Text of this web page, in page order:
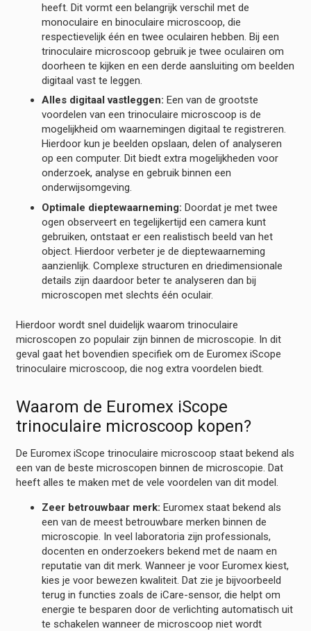
heeft. Dit vormt een belangrijk verschil met de
monoculaire en binoculaire microscoop, die
respectievelijk één en twee oculairen hebben. Bij een
trinoculaire microscoop gebruik je twee oculairen om
doorheen te kijken en een derde aansluiting om beelden
digitaal vast te leggen.
Alles digitaal vastleggen: Een van de grootste
voordelen van een trinoculaire microscoop is de
mogelijkheid om waarnemingen digitaal te registreren.
Hierdoor kun je beelden opslaan, delen of analyseren
op een computer. Dit biedt extra mogelijkheden voor
onderzoek, analyse en gebruik binnen een
onderwijsomgeving.
Optimale dieptewaarneming: Doordat je met twee
ogen observeert en tegelijkertijd een camera kunt
gebruiken, ontstaat er een realistisch beeld van het
object. Hierdoor verbeter je de dieptewaarneming
aanzienlijk. Complexe structuren en driedimensionale
details zijn daardoor beter te analyseren dan bij
microscopen met slechts één oculair.
Hierdoor wordt snel duidelijk waarom trinoculaire
microscopen zo populair zijn binnen de microscopie. In dit
geval gaat het bovendien specifiek om de Euromex iScope
trinoculaire microscoop, die nog extra voordelen biedt.
Waarom de Euromex iScope
trinoculaire microscoop kopen?
De Euromex iScope trinoculaire microscoop staat bekend als
een van de beste microscopen binnen de microscopie. Dat
heeft alles te maken met de vele voordelen van dit model.
Zeer betrouwbaar merk: Euromex staat bekend als
een van de meest betrouwbare merken binnen de
microscopie. In veel laboratoria zijn professionals,
docenten en onderzoekers bekend met de naam en
reputatie van dit merk. Wanneer je voor Euromex kiest,
kies je voor bewezen kwaliteit. Dat zie je bijvoorbeeld
terug in functies zoals de iCare-sensor, die helpt om
energie te besparen door de verlichting automatisch uit
te schakelen wanneer de microscoop niet wordt